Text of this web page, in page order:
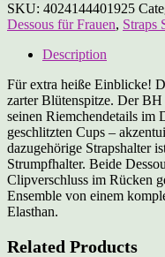
SKU: 4024144401925
Dessous für Frauen, Straps
Description
Für extra heiße Einblicke!
zarter Blütenspitze. Der
seinen Riemchendetails im
geschlitzten Cups –
dazugehörige Strapshalter
Strumpfhalter. Beide
Clipverschluss im Rücken
Ensemble von einem
Elasthan.
Related Products